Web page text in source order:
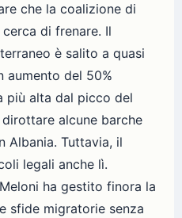
che la coalizione di
di frenare. Il
è salito a quasi
aumento del 50%
più alta dal picco del
alcune barche
Albania. Tuttavia, il
legali anche lì.
ha gestito finora la
sfide migratorie senza